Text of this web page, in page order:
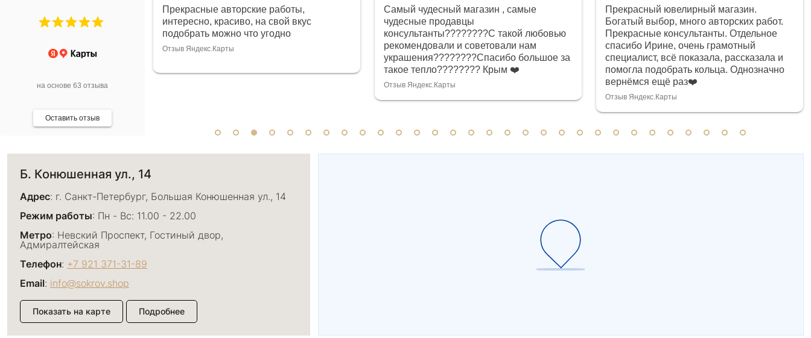
на основе 63 отзыва
Оставить отзыв
и завораживает
Прекрасные авторские работы,
интересно, красиво, на свой вкус
подобрать можно что угодно
Отзыв Яндекс.Карты
Самый чудесный магазин , самые
чудесные продавцы
консультанты????????С такой любовью
рекомендовали и советовали нам
украшения????????Спасибо большое за
такое тепло???????? Крым ❤️
Отзыв Яндекс.Карты
Прекрасный ювелирный магазин.
Богатый выбор, много авторских работ.
Прекрасные консультанты. Отдельное
спасибо Ирине, очень грамотный
специалист, всё показала, рассказала и
помогла подобрать кольца. Однозначно
вернёмся ещё раз❤️
Отзыв Яндекс.Карты
Б. Конюшенная ул., 14
Адрес: г. Санкт-Петербург, Большая Конюшенная ул., 14
Режим работы: Пн - Вс: 11.00 - 22.00
Метро: Невский Проспект, Гостиный двор,
Адмиралтейская
Телефон: +7 921 371-31-89
Email: info@sokrov.shop
Показать на карте Подробнее